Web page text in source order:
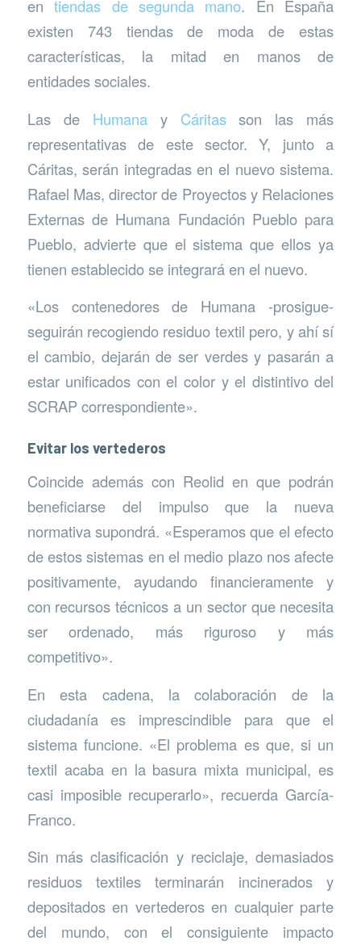
entiendas de segunda mano. En España
existen 743 tiendas de moda de estas
características, la mitad en manos de
entidades sociales.
Las de Humanay Cáritasson las más
representativas de este sector. Y, junto a
Cáritas, serán integradas en el nuevo sistema.
Rafael Mas, director de Proyectos y Relaciones
Externas de Humana Fundación Pueblo para
Pueblo, advierte que el sistema que ellos ya
tienen establecido se integrará en el nuevo.
«Los contenedores de Humana -prosigue-
seguirán recogiendo residuo textil pero, y ahí sí
el cambio, dejarán de ser verdes y pasarán a
estar unificados con el color y el distintivo del
SCRAP correspondiente».
Evitar los vertederos
Coincide además con Reolid en que podrán
beneficiarse del impulso que la nueva
normativa supondrá. «Esperamos que el efecto
de estos sistemas en el medio plazo nos afecte
positivamente, ayudando financieramente y
con recursos técnicos a un sector que necesita
ser ordenado, más riguroso y más
competitivo».
En esta cadena, la colaboración de la
ciudadanía es imprescindible para que el
sistema funcione. «El problema es que, si un
textil acaba en la basura mixta municipal, es
casi imposible recuperarlo», recuerda García-
Franco.
Sin más clasificación y reciclaje, demasiados
residuos textiles terminarán incinerados y
depositados en vertederos en cualquier parte
del mundo, con el consiguiente impacto